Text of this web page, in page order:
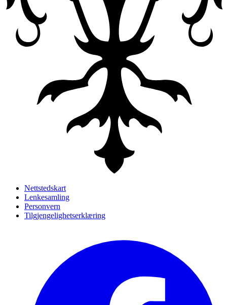
Nettstedskart
Lenkesamling
Personvern
Tilgjengelighetserklæring